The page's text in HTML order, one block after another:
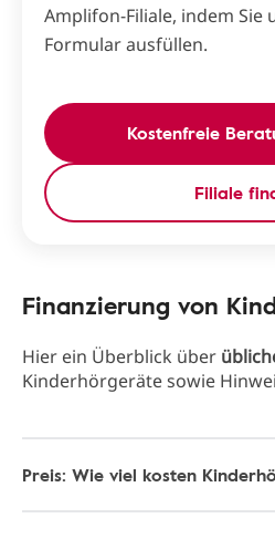
Amplifon-Filiale, indem Sie
Formular ausfüllen.
Kostenfreie
Filiale
Finanzierung von
Hier ein Überblick über
Kinderhörgeräte sowie
Preis: Wie viel kosten